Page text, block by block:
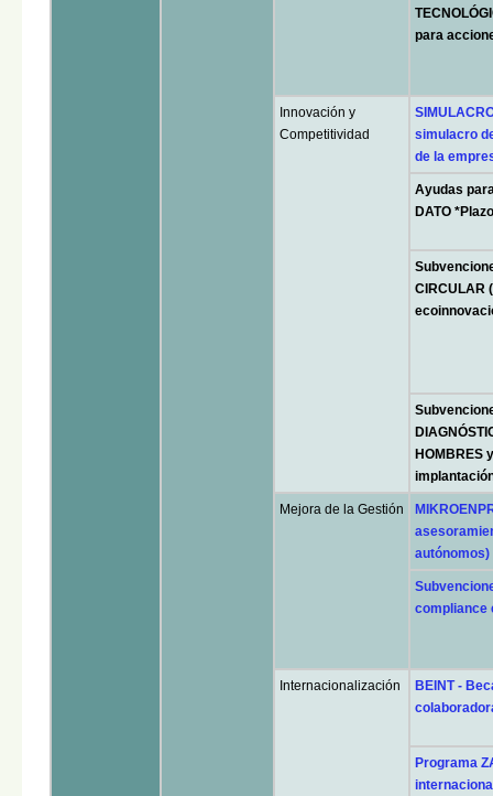
para
Innovación y
Competitividad
simulacro
de la
Ayudas
DATO
CIRCULAR
HOMBRES
Mejora de la Gestión
autónomos)
compliance
Internacionalización
BEINT -
Programa